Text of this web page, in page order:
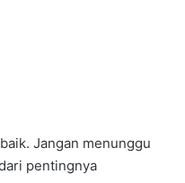
Jangan menunggu
pentingnya